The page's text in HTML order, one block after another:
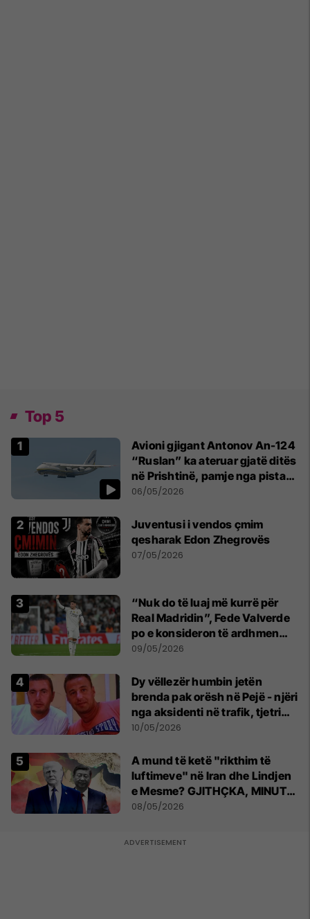
Top 5
Avioni gjigant Antonov An-124
“Ruslan” ka ateruar gjatë ditës
në Prishtinë, pamje nga pista
publikohen edhe në rrjete
06/05/2026
Juventusi i vendos çmim
qesharak Edon Zhegrovës
07/05/2026
“Nuk do të luaj më kurrë për
Real Madridin”, Fede Valverde
po e konsideron të ardhmen
pas sherrit me Tchouamenin
09/05/2026
Dy vëllezër humbin jetën
brenda pak orësh në Pejë - njëri
nga aksidenti në trafik, tjetri
nga sëmundja
10/05/2026
A mund të ketë "rikthim të
luftimeve" në Iran dhe Lindjen
e Mesme? GJITHÇKA, MINUTË
PAS MINUTE
08/05/2026